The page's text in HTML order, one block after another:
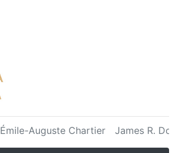
Émile-Auguste Chartier James R.